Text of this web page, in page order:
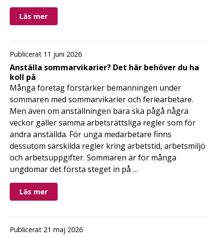
Läs mer
Publicerat 11 juni 2026
Anställa sommarvikarier? Det här behöver du ha
koll på
Många företag förstärker bemanningen under
sommaren med sommarvikarier och feriearbetare.
Men även om anställningen bara ska pågå några
veckor gäller samma arbetsrättsliga regler som för
andra anställda. För unga medarbetare finns
dessutom särskilda regler kring arbetstid, arbetsmiljö
och arbetsuppgifter. Sommaren är för många
ungdomar det första steget in på …
Läs mer
Publicerat 21 maj 2026